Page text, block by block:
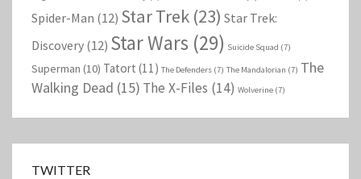
Spider-Man (12) Star Trek (23) Star Trek:
Discovery (12) Star Wars (29) Suicide Squad (7)
Superman (10) Tatort (11) The Defenders (7) The Mandalorian (7) The
Walking Dead (15) The X-Files (14) Wolverine (7)
TWITTER